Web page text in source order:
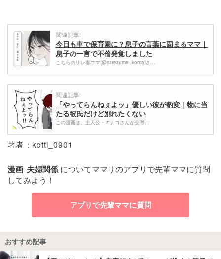
関連記事:
今日も車で保育園に？息子の言葉に固まるママ｜
息子の一言で不倫発覚しました
こちらのサレ妻コマ(@sarezuma_koma)さ…
関連記事:
「やってらんねぇよッ」優しい彼が豹変｜物に当
たる彼氏だけど別れたくない
この漫画は、主人公・キナコさんが交際…
著者：kotti_0901
漫画 夫婦関係 についてママリのアプリで先輩ママに質問
してみよう！
アプリで先輩ママに質問
おすすめ記事